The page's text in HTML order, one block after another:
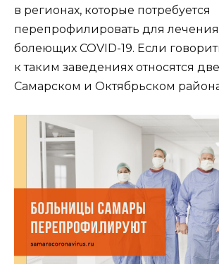
в регионах, которые потребуется
перепрофилировать для
болеющих COVID-19. Если
к таким заведениях относятся
Самарском и Октябрьском